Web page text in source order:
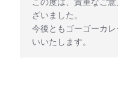
ざいました。
今後ともゴーゴーカ
いいたします。